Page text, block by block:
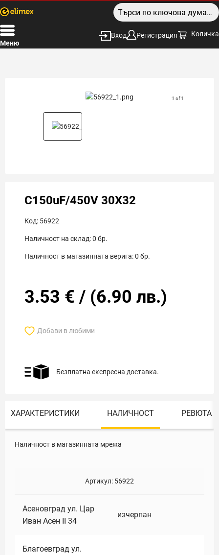
Меню
Вход Регистрация Количка
1 of 1
C150uF/450V 30X32
Код: 56922
Наличност на склад:0 бр.
Наличност в магазинната верига:0 бр.
3.53 € / (6.90 лв.)
Добави в любими
Безплатна експресна доставка.
ХАРАКТЕРИСТИКИ НАЛИЧНОСТ РЕВЮТА
Наличност в магазинната мрежа
Артикул: 56922
Асеновград ул. Цар
Иван Асен II 34
изчерпан
Благоевград ул.